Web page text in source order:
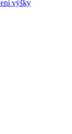
výšky